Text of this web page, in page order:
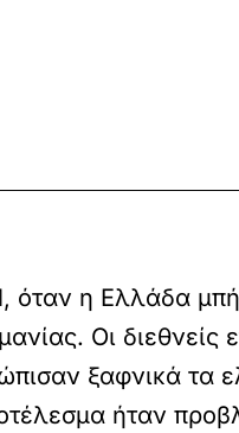
όταν η Ελλάδα
Οι
ξαφνικά τα
ήταν